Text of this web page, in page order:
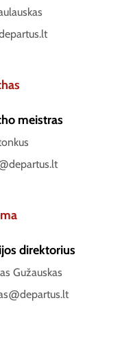
meistras
direktorius
Gužauskas